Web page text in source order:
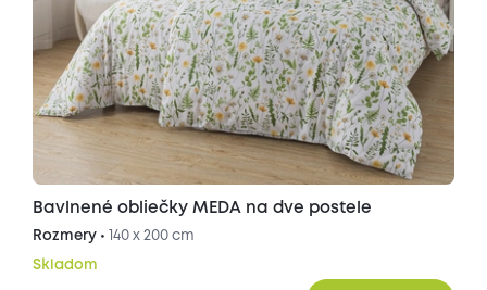
Bavlnené obliečky MEDA na dve postele
Rozmery • 140 x 200 cm
Skladom